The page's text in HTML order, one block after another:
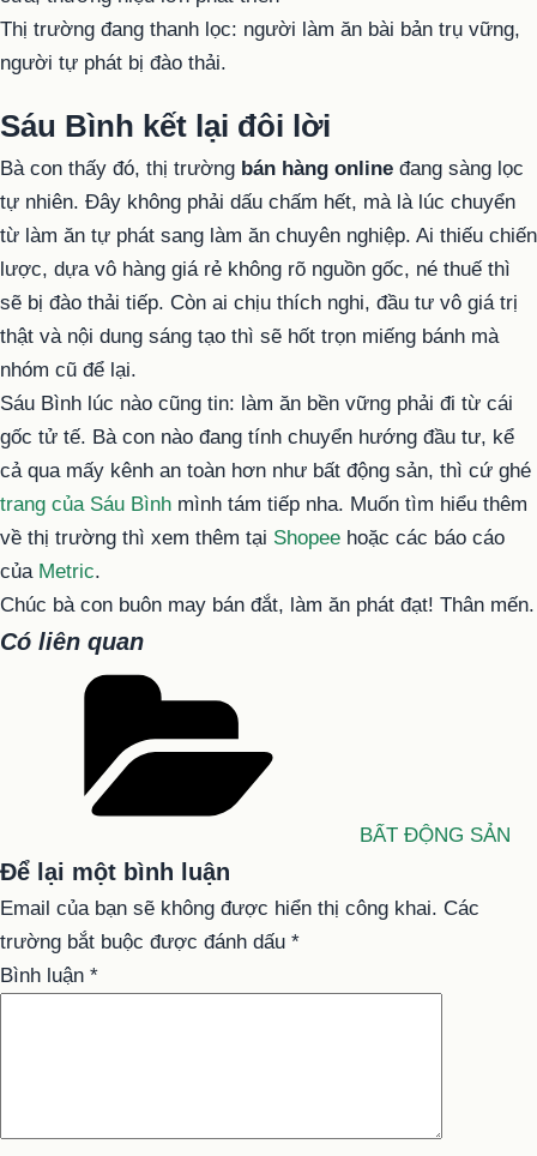
Thị trường đang thanh lọc: người làm ăn bài bản trụ vững,
người tự phát bị đào thải.
Sáu Bình kết lại đôi lời
Bà con thấy đó, thị trường bán hàng online đang sàng lọc
tự nhiên. Đây không phải dấu chấm hết, mà là lúc chuyển
từ làm ăn tự phát sang làm ăn chuyên nghiệp. Ai thiếu chiến
lược, dựa vô hàng giá rẻ không rõ nguồn gốc, né thuế thì
sẽ bị đào thải tiếp. Còn ai chịu thích nghi, đầu tư vô giá trị
thật và nội dung sáng tạo thì sẽ hốt trọn miếng bánh mà
nhóm cũ để lại.
Sáu Bình lúc nào cũng tin: làm ăn bền vững phải đi từ cái
gốc tử tế. Bà con nào đang tính chuyển hướng đầu tư, kể
cả qua mấy kênh an toàn hơn như bất động sản, thì cứ ghé
trang của Sáu Bình mình tám tiếp nha. Muốn tìm hiểu thêm
về thị trường thì xem thêm tại Shopee hoặc các báo cáo
của Metric.
Chúc bà con buôn may bán đắt, làm ăn phát đạt! Thân mến.
Có liên quan
BẤT ĐỘNG SẢN
Để lại một bình luận
Email của bạn sẽ không được hiển thị công khai. Các
trường bắt buộc được đánh dấu *
Bình luận *